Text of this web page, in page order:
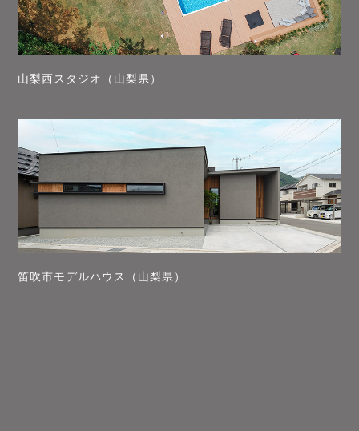
山梨西スタジオ（山梨県）
笛吹市モデルハウス（山梨県）